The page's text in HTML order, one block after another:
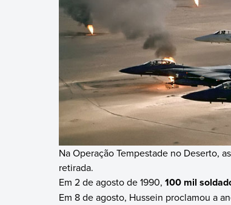
Na Operação Tempestade no Deserto,
retirada.
Em 2 de agosto de 1990, 100 mil
Em 8 de agosto, Hussein proclamou a